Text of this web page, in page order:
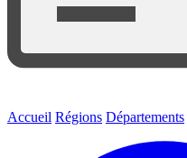
Accueil Régions Départements